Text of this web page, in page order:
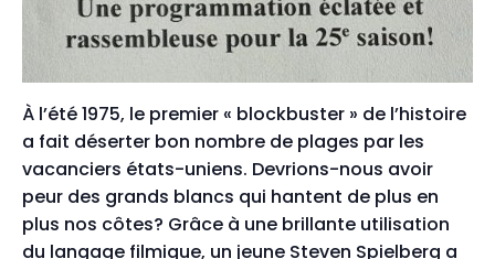
À l’été 1975, le premier « blockbuster » de l’histoire
a fait déserter bon nombre de plages par les
vacanciers états-uniens. Devrions-nous avoir
peur des grands blancs qui hantent de plus en
plus nos côtes? Grâce à une brillante utilisation
du langage filmique, un jeune Steven Spielberg a